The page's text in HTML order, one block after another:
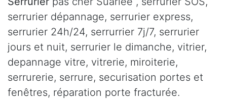
serrurier dépannage, serrurier express,
serrurier 24h/24, serrurrier 7j/7, serrurier
jours et nuit, serrurier le dimanche, vitrier,
depannage vitre, vitrerie, miroiterie,
serrurerie, serrure, securisation portes et
fenêtres, réparation porte fracturée.